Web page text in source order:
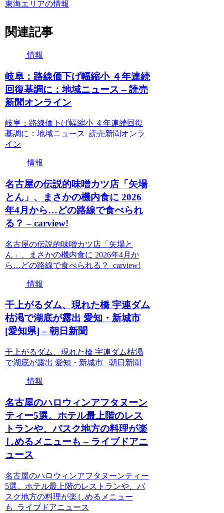
東海エリアの情報
関連記事
情報
岐阜：路線価下げ幅縮小 ４年連続
回復基調に：地域ニュース – 読売
新聞オンライン
岐阜：路線価下げ幅縮小 ４年連続回復
基調に：地域ニュース 読売新聞オンラ
イン
情報
名古屋の伝説的味噌カツ店「矢場
とん」、まさかの機内食に 2026
年4月から…どの路線で食べられ
る？ – carview!
名古屋の伝説的味噌カツ店「矢場と
ん」、まさかの機内食に 2026年4月か
ら…どの路線で食べられる？ carview!
情報
干上がるダム、現れた橋 宇連ダム
枯渇で湖底が露出 愛知・新城市
[愛知県] – 朝日新聞
干上がるダム、現れた橋 宇連ダム枯渇
で湖底が露出 愛知・新城市 朝日新聞
情報
名古屋のハロウィンアフタヌーン
ティー5選。ホテル最上階のレス
トランや、バスク地方の料理が楽
しめるメニューも – ライブドアニ
ュース
名古屋のハロウィンアフタヌーンティー
5選。ホテル最上階のレストランや、バ
スク地方の料理が楽しめるメニュー
も ライブドアニュース